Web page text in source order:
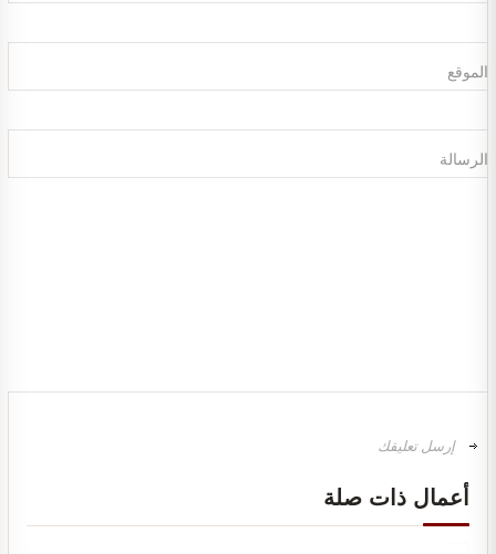
الموقع
الرسالة
أعمال ذات صلة